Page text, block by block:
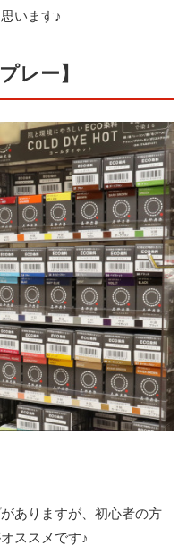
います♪
レー】
ありますが、初心者の方
ススメです♪